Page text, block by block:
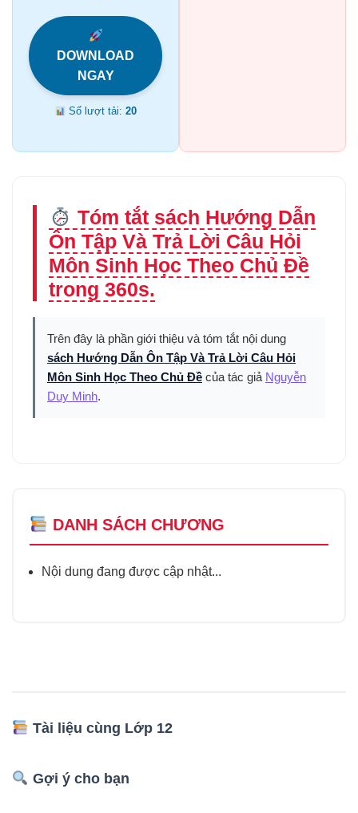
DOWNLOAD
NGAY
Số lượt tải:20
Tóm tắt sách Hướng Dẫn
Ôn Tập Và Trả Lời Câu Hỏi
Môn Sinh Học Theo Chủ Đề
trong 360s.
Trên đây là phần giới thiệu và tóm tắt nội dung
sách Hướng Dẫn Ôn Tập Và Trả Lời Câu Hỏi
Môn Sinh Học Theo Chủ Đề của tác giả Nguyễn
Duy Minh.
DANH SÁCH CHƯƠNG
Nội dung đang được cập nhật...
Tài liệu cùng Lớp 12
Gợi ý cho bạn